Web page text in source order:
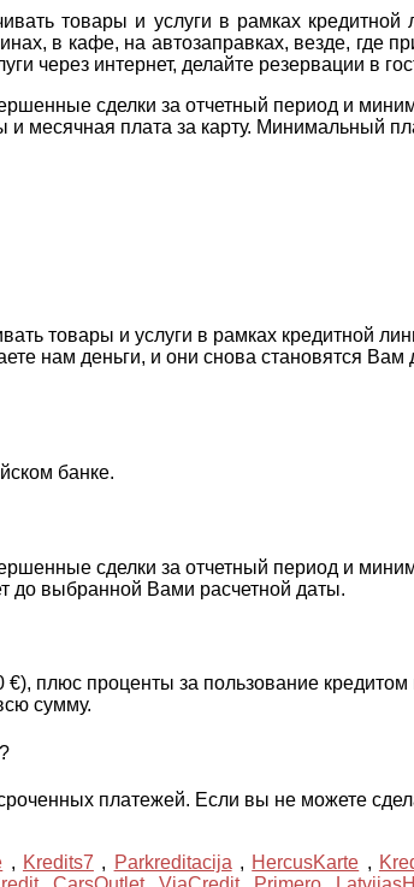
товары и услуги в рамках
в кафе, на автозаправках, везде, где
через интернет, делайте резервации в
сделки за отчетный период и
месячная плата за карту. Минимальный
товары и услуги в рамках кредитной
нам деньги, и они снова становятся
банке.
сделки за отчетный период и
до выбранной Вами расчетной даты.
плюс проценты за пользование
сумму.
платежей. Если вы не можете
, Kredits7 , Parkreditacija , HercusKarte ,